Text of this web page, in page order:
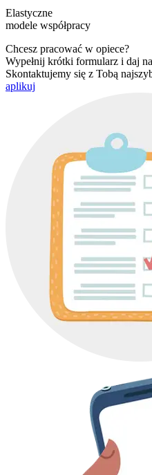
Elastyczne
modele współpracy
Chcesz pracować w opiece?
Wypełnij krótki formularz i daj
Skontaktujemy się z Tobą
aplikuj